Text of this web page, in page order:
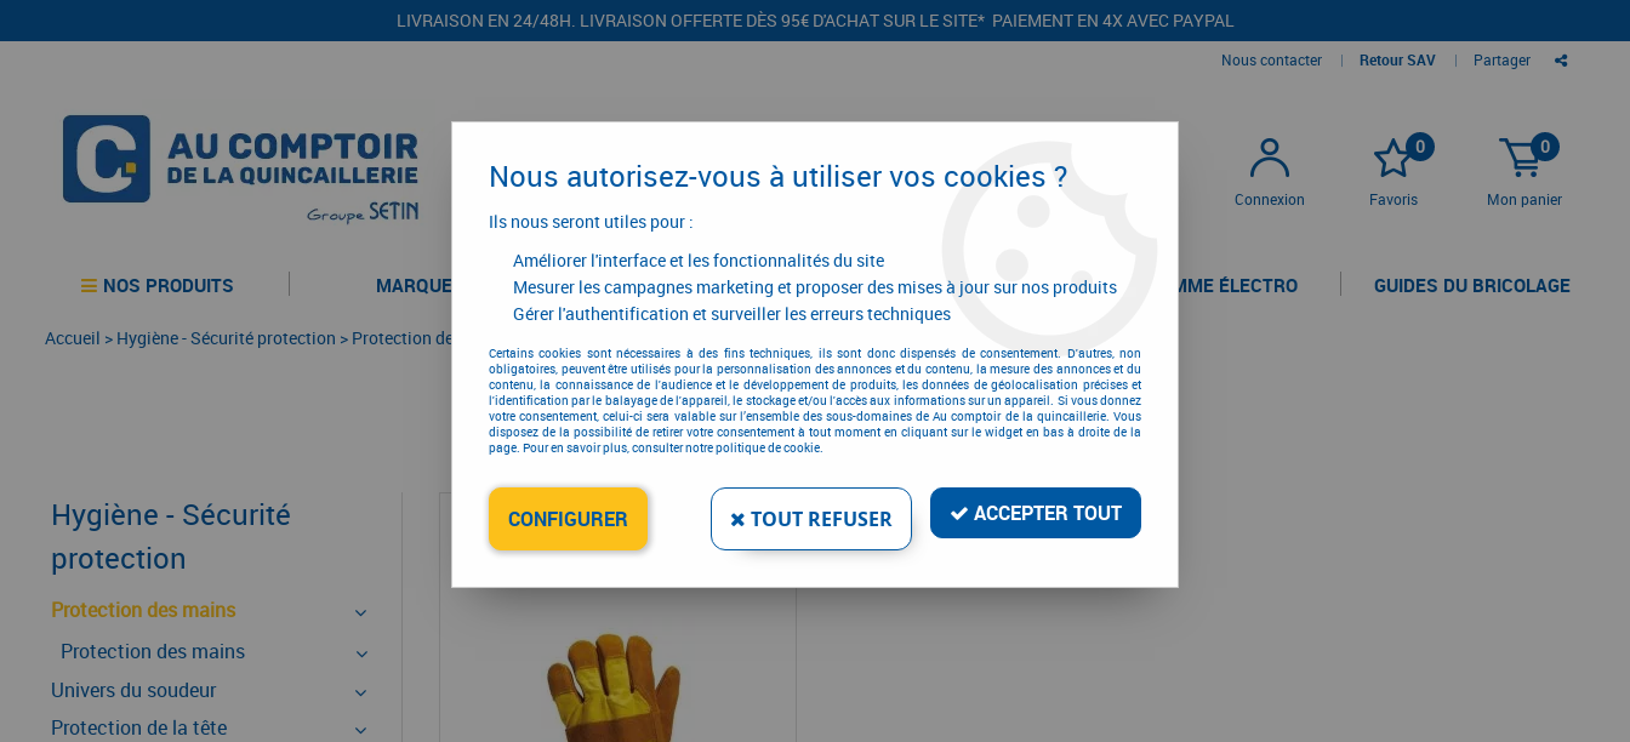
LIVRAISON EN 24/48H. LIVRAISON OFFERTE DÈS 95€ D'ACHAT SUR LE SITE* PAIEMENT EN 4X AVEC PAYPAL
Nous contacter | Retour SAV | Partager
Connexion
0
Favoris
0
Mon panier
NOS PRODUITS MARQUES CONFIGURATEURS PROMOTIONS LA GAMME ÉLECTRO GUIDES DU BRICOLAGE
Accueil > Hygiène - Sécurité protection > Protection des mains
Protection des mains
Hygiène - Sécurité
protection
Protection des mains
Protection des mains
Univers du soudeur
Protection de la tête
Protection des mains
Nous autorisez-vous à utiliser vos cookies ?
Ils nous seront utiles pour :
Améliorer l'interface et les fonctionnalités du site
Mesurer les campagnes marketing et proposer des mises à jour sur nos produits
Gérer l'authentification et surveiller les erreurs techniques
Certains cookies sont nécessaires à des fins techniques, ils sont donc dispensés de consentement. D'autres, non
obligatoires, peuvent être utilisés pour la personnalisation des annonces et du contenu, la mesure des annonces et du
contenu, la connaissance de l'audience et le développement de produits, les données de géolocalisation précises et
l'identification par le balayage de l'appareil, le stockage et/ou l'accès aux informations sur un appareil. Si vous donnez
votre consentement, celui-ci sera valable sur l’ensemble des sous-domaines de Au comptoir de la quincaillerie. Vous
disposez de la possibilité de retirer votre consentement à tout moment en cliquant sur le widget en bas à droite de la
page. Pour en savoir plus, consulter notre politique de cookie.
CONFIGURER TOUT REFUSER ACCEPTER TOUT